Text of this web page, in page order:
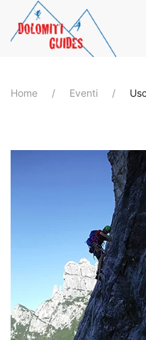
Skip to main content
Home Eventi